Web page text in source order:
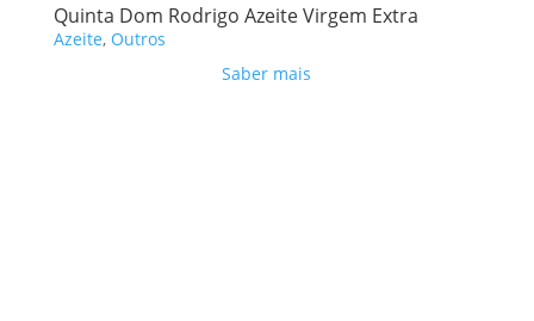
Quinta Dom Rodrigo Azeite Virgem Extra
Azeite, Outros
Saber mais